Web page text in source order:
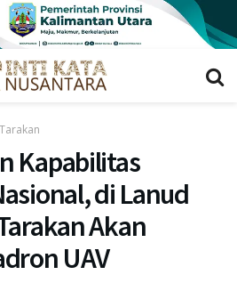
Tarakan
Kapabilitas
di Lanud
Akan
UAV